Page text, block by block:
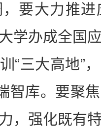
大力推进
学办成全国
“三大高地”
智库。要聚
，强化既有